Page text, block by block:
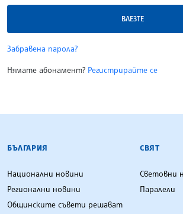
ВЛЕЗТЕ
Забравена парола?
Нямате абонамент? Регистрирайте се
БЪЛГАРСКА
БЪЛГАРИЯ
Национални новини
Регионални новини
Общинските съвети решават
СВЯТ
Световни
Паралели